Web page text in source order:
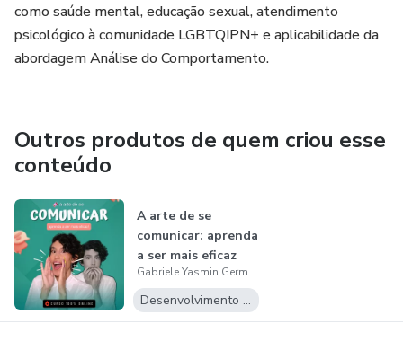
como saúde mental, educação sexual, atendimento
psicológico à comunidade LGBTQIPN+ e aplicabilidade da
abordagem Análise do Comportamento.
Outros produtos de quem criou esse
conteúdo
A arte de se
comunicar: aprenda
a ser mais eficaz
Gabriele Yasmin Germano Sperandio
Desenvolvimento Pessoal